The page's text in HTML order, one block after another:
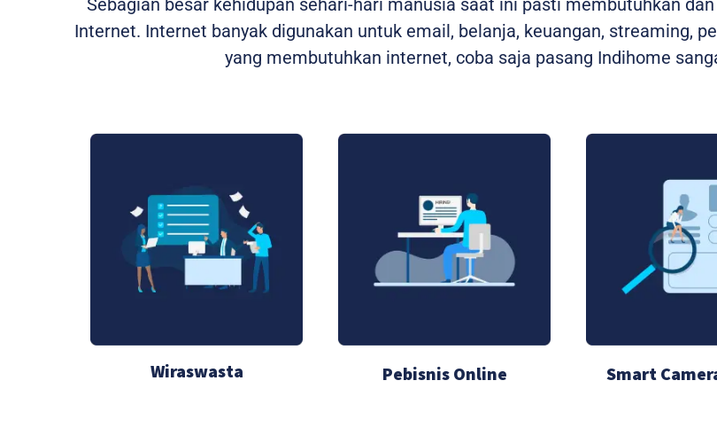
Internet. Internet banyak digunakan untuk email, belanja, keuangan, streaming,
yang membutuhkan internet, coba saja pasang Indihome
Wiraswasta Pebisnis Online Smart